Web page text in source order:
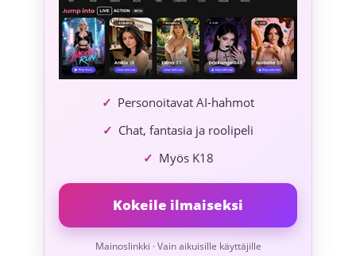
Personoitavat AI-hahmot
Chat, fantasia ja roolipeli
Myös K18
Kokeile ilmaiseksi
Mainoslinkki · Vain aikuisille käyttäjille